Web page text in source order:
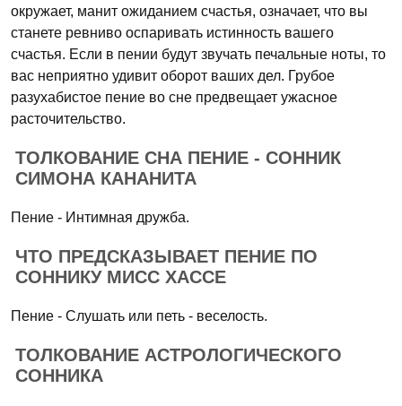
окружает, манит ожиданием счастья, означает, что вы
станете ревниво оспаривать истинность вашего
счастья. Если в пении будут звучать печальные ноты, то
вас неприятно удивит оборот ваших дел. Грубое
разухабистое пение во сне предвещает ужасное
расточительство.
ТОЛКОВАНИЕ СНА ПЕНИЕ - СОННИК
СИМОНА КАНАНИТА
Пение - Интимная дружба.
ЧТО ПРЕДСКАЗЫВАЕТ ПЕНИЕ ПО
СОННИКУ МИСС ХАССЕ
Пение - Слушать или петь - веселость.
ТОЛКОВАНИЕ АСТРОЛОГИЧЕСКОГО
СОННИКА